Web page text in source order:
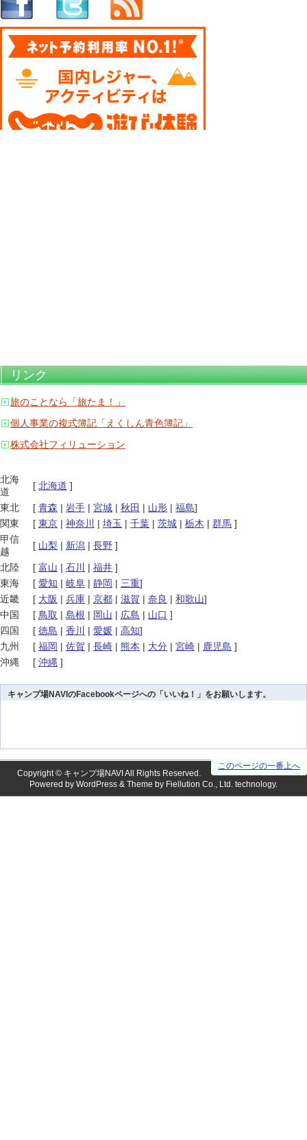
リンク
旅のことなら「旅たま！」
個人事業の複式簿記「えくしん青色簿記」
株式会社フィリューション
北海
道
[ 北海道 ]
東北
[ 青森 | 岩手 | 宮城 | 秋田 | 山形 | 福島]
関東
[ 東京 | 神奈川 | 埼玉 | 千葉 | 茨城 | 栃木 | 群馬 ]
甲信
越
[ 山梨 | 新潟 | 長野 ]
北陸
[ 富山 | 石川 | 福井 ]
東海
[ 愛知 | 岐阜 | 静岡 | 三重]
近畿
[ 大阪 | 兵庫 | 京都 | 滋賀 | 奈良 | 和歌山]
中国
[ 鳥取 | 島根 | 岡山 | 広島 | 山口 ]
四国
[ 徳島 | 香川 | 愛媛 | 高知]
九州
[ 福岡 | 佐賀 | 長崎 | 熊本 | 大分 | 宮崎 | 鹿児島 ]
沖縄
[ 沖縄 ]
キャンプ場NAVIのFacebookページへの「いいね！」をお願いします。
このページの一番上へ
Copyright © キャンプ場NAVI All Rights Reserved.
Powered by WordPress & Theme by Fiellution Co., Ltd. technology.